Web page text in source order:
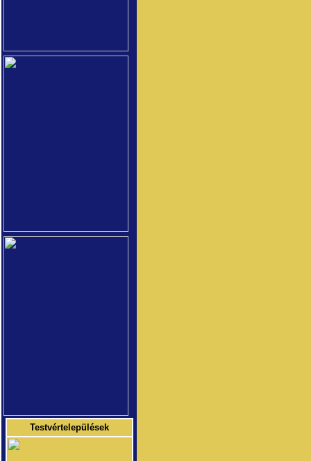
Testvértelepülések